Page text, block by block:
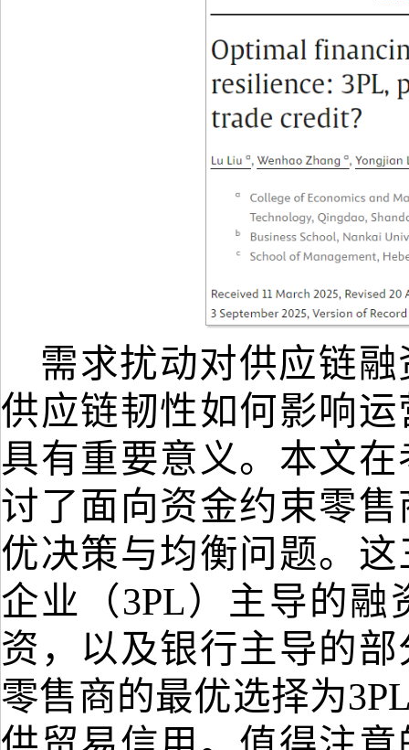
需求扰动对供应链
供应链韧性如何影响
具有重要意义。本文
讨了面向资金约束零
优决策与均衡问题。
企业（3PL）主导的
资，以及银行主导的
零售商的最优选择为